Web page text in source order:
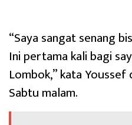
“Saya sangat senang
Ini pertama kali bagi
Lombok,” kata
Sabtu malam.